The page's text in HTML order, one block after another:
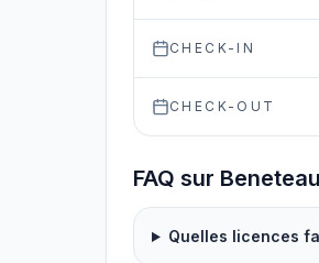
CHECK-IN
CHECK-OUT
FAQ sur
Quelles licences